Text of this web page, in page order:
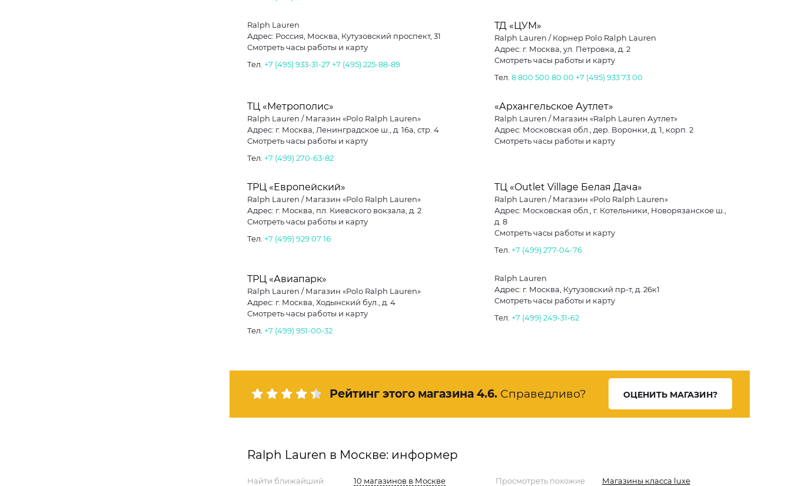
Ralph Lauren
Адрес: Россия, Москва, Кутузовский проспект, 31
Смотреть часы работы и карту
Тел. +7 (495) 933-31-27 +7 (495) 225-88-89
ТД «ЦУМ»
Ralph Lauren / Корнер Polo Ralph Lauren
Адрес: г. Москва, ул. Петровка, д. 2
Смотреть часы работы и карту
Тел.8 800 500 80 00 +7 (495) 933 73 00
ТЦ «Метрополис»
Ralph Lauren / Магазин «Polo Ralph Lauren»
Адрес: г. Москва, Ленинградское ш., д. 16а, стр. 4
Смотреть часы работы и карту
Тел. +7 (499) 270-63-82
«Архангельское Аутлет»
Ralph Lauren / Магазин «Ralph Lauren Аутлет»
Адрес: Московская обл., дер. Воронки, д. 1, корп. 2
Смотреть часы работы и карту
ТРЦ «Европейский»
Ralph Lauren / Магазин «Polo Ralph Lauren»
Адрес: г. Москва, пл. Киевского вокзала, д. 2
Смотреть часы работы и карту
Тел. +7 (499) 929 07 16
ТЦ «Outlet Village Белая Дача»
Ralph Lauren / Магазин «Polo Ralph Lauren»
Адрес: Московская обл., г. Котельники, Новорязанское ш.,
д. 8
Смотреть часы работы и карту
Тел. +7 (499) 277-04-76
ТРЦ «Авиапарк»
Ralph Lauren / Магазин «Polo Ralph Lauren»
Адрес: г. Москва, Ходынский бул., д. 4
Смотреть часы работы и карту
Тел. +7 (499) 951-00-32
Ralph Lauren
Адрес: г. Москва, Кутузовский пр-т, д. 26к1
Смотреть часы работы и карту
Тел. +7 (499) 249-31-62
Рейтинг этого магазина 4.6. Справедливо? ОЦЕНИТЬ МАГАЗИН?
Ralph Lauren в Москве: информер
Найти ближайший
10 магазинов в Москве
Просмотреть похожие
Магазины класса luxe